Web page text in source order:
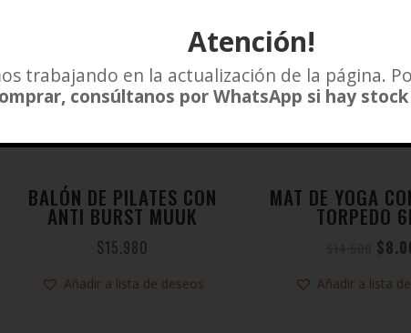
BALÓN DE PILATES CON
ANTI BURST MUUK
$15.980
Añadir a lista de deseos
MAT DE YOGA
TORPEDO
$
Añadir a lista
Atención!
trabajando en la actualización de la página.
consúltanos por WhatsApp si hay